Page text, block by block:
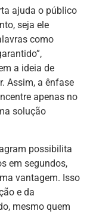
ajuda o público
seja ele
como
a ideia de
Assim, a ênfase
apenas no
solução
possibilita
em segundos,
vantagem. Isso
e da
mesmo quem